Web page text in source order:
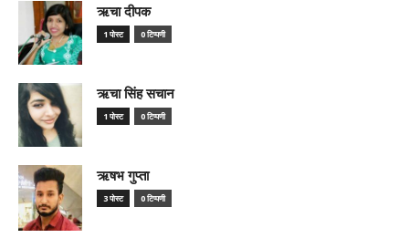
ऋचा दीपक
1 पोस्ट 0 टिप्पणी
ऋचा सिंह सचान
1 पोस्ट 0 टिप्पणी
ऋषभ गुप्ता
3 पोस्ट 0 टिप्पणी